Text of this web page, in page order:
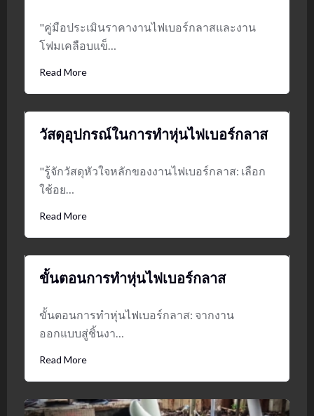
"คู่มือประเมินราคางานไฟเบอร์กลาสและงาน
โฟมเคลือบแข็…
Read More
วัสดุอุปกรณ์ในการทำหุ่นไฟเบอร์กลาส
"รู้จักวัสดุหัวใจหลักของงานไฟเบอร์กลาส: เลือก
ใช้อย…
Read More
ขั้นตอนการทำหุ่นไฟเบอร์กลาส
ขั้นตอนการทำหุ่นไฟเบอร์กลาส: จากงาน
ออกแบบสู่ชิ้นงา…
Read More